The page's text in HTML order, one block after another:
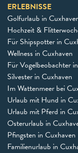
ERLEBNISSE
Golfurlaub in
Hochzeit &
Für Shipspotter in
Wellness in Cuxhaven
Für Vogelbeobachter
Silvester in Cuxhaven
Im Wattenmeer bei
Urlaub mit Hund in
Urlaub mit Pferd in
Osterurlaub in
Pfingsten in Cuxhaven
Familienurlaub in